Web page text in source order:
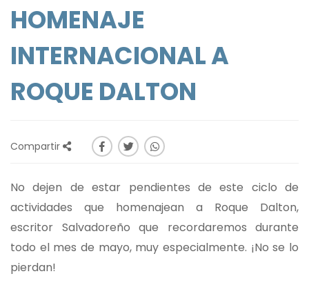
HOMENAJE
INTERNACIONAL A
ROQUE DALTON
Compartir
No dejen de estar pendientes de este ciclo de
actividades que homenajean a Roque Dalton,
escritor Salvadoreño que recordaremos durante
todo el mes de mayo, muy especialmente. ¡No se lo
pierdan!